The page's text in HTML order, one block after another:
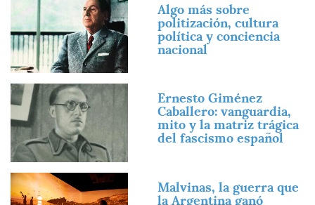
Algo más sobre
politización, cultura
política y conciencia
nacional
Imagen
Ernesto Giménez
Caballero: vanguardia,
mito y la matriz trágica
del fascismo español
Imagen
Malvinas, la guerra que
la Argentina ganó